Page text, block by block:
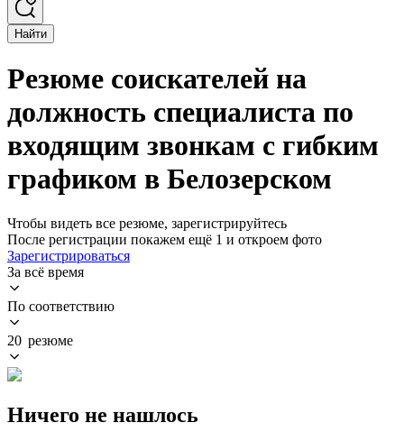
Найти
Резюме соискателей на
должность специалиста по
входящим звонкам с гибким
графиком в Белозерском
Чтобы видеть все резюме, зарегистрируйтесь
После регистрации покажем ещё 1 и откроем фото
Зарегистрироваться
За всё время
По соответствию
20 резюме
Ничего не нашлось